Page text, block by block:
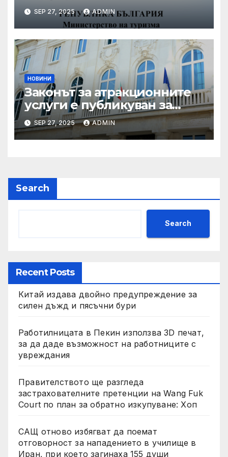
координирани проверки
през летния сезон
SEP 27, 2025 ADMIN
НОВИНИ
Законът за атракционните
услуги е публикуван за
обществено обсъждане
SEP 27, 2025 ADMIN
Search
Search
Recent Posts
Китай издава двойно предупреждение за
силен дъжд и пясъчни бури
Работилницата в Пекин използва 3D печат,
за да даде възможност на работниците с
увреждания
Правителството ще разгледа
застрахователните претенции на Wang Fuk
Court по план за обратно изкупуване: Хоп
САЩ отново избягват да поемат
отговорност за нападението в училище в
Иран, при което загинаха 155 души